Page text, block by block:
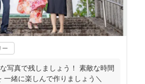
ー
写真で残しましょう！ 素敵な時間
一緒に楽しんで作りましょう＼